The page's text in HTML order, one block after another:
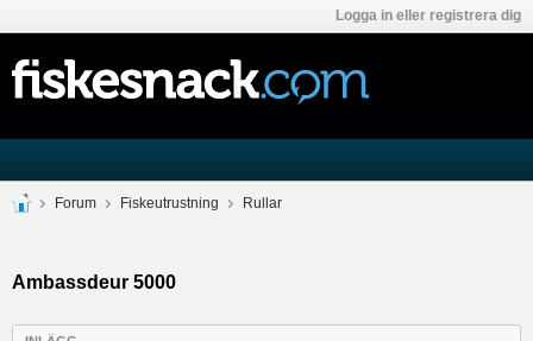
Logga in eller registrera dig
Forum Fiskeutrustning Rullar
Ambassdeur 5000